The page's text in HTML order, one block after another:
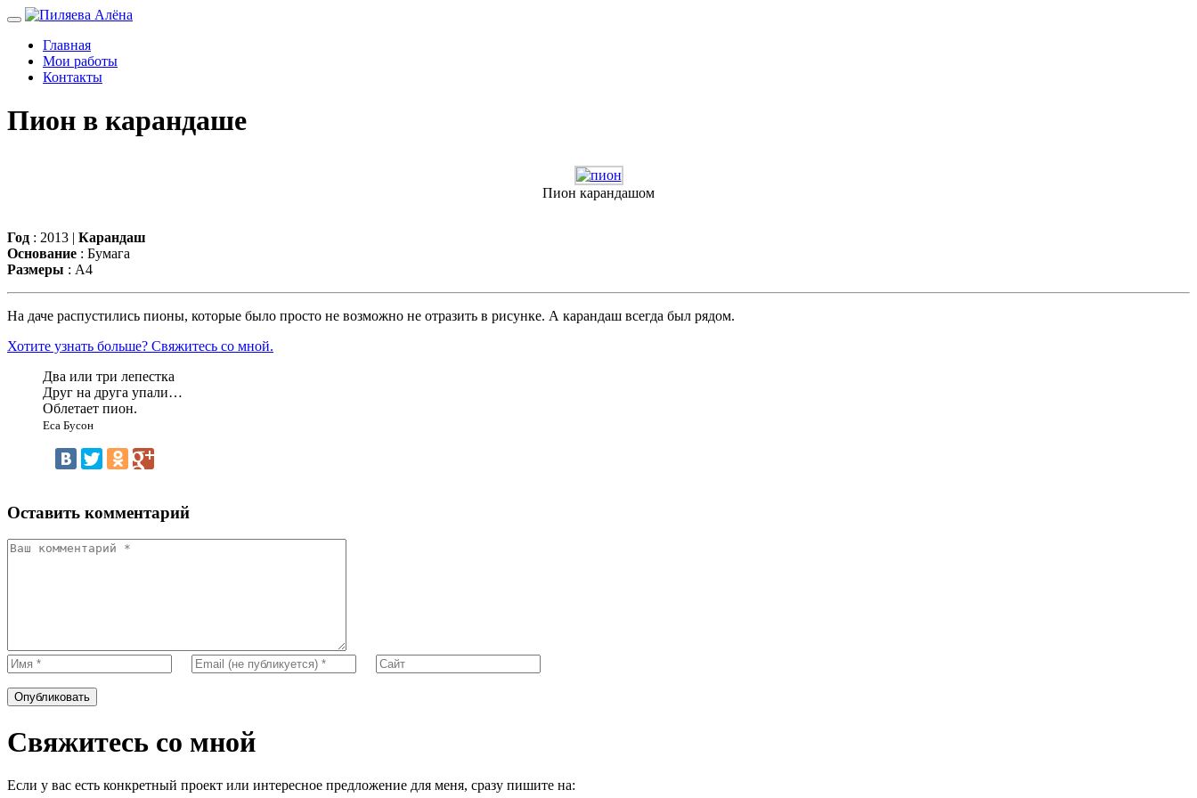
Главная
Мои работы
Контакты
Пион в карандаше
Пион карандашом
Год : 2013 | Карандаш
Основание : Бумага
Размеры : А4
На даче распустились пионы, которые было просто не возможно не отразить в рисунке. А карандаш всегда был рядом.
Хотите узнать больше? Свяжитесь со мной.
Два или три лепестка
Друг на друга упали…
Облетает пион.
Еса Бусон
Оставить комментарий
Свяжитесь со мной
Если у вас есть конкретный проект или интересное предложение для меня, сразу пишите на: